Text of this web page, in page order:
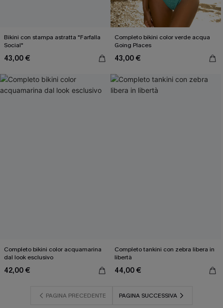
Bikini con stampa astratta "Farfalla
Social"
43,00 €
Completo bikini color verde acqua
Going Places
43,00 €
Completo bikini color acquamarina
dal look esclusivo
42,00 €
Completo tankini con zebra libera in
libertà
44,00 €
PAGINA PRECEDENTE PAGINA SUCCESSIVA